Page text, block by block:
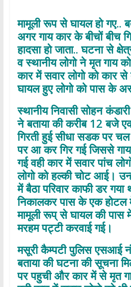
मामूली रूप से घायल हो गए..
अगर गाय कार के बीचों बीच
हादसा हो जाता.. घटना से
व स्थानीय लोगो ने मृत गाय
कार में सवार लोगो को कार
घायल हुए लोगो को पास के
स्थानीय निवासी सोहन
ने बताया की करीब 12बजे
गिरती हुई सीधा सडक पर
पर आ कर गिर गई जिससे गाय
गई वही कार में सवार पांच
लोगो को हल्की चोट आई।
में बैठा परिवार काफी डर
निकालकर पास के एक होटल
मामूली रूप् से घायल की पास
मरहम पट्टी करवाई गई।
मसूरी कैम्पटी पुलिस एसआई
बताया की घटना की सूचना
पर पहुची और कार में से मृत